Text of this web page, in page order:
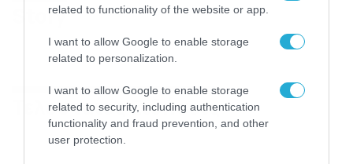
related to functionality of the website or app.
I want to allow Google to enable storage
related to personalization.
I want to allow Google to enable storage
related to security, including authentication
functionality and fraud prevention, and other
user protection.
Story
Τελευταίες Ειδήσεις